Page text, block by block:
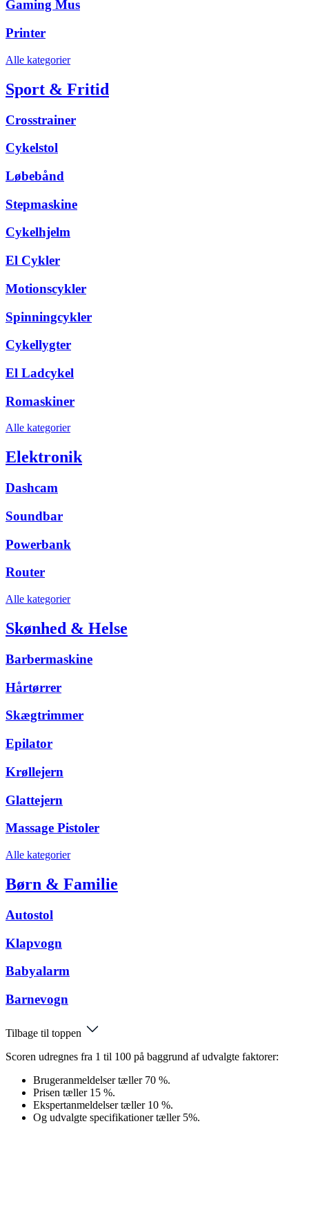
Gaming Mus
Printer
Alle kategorier
Sport & Fritid
Crosstrainer
Cykelstol
Løbebånd
Stepmaskine
Cykelhjelm
El Cykler
Motionscykler
Spinningcykler
Cykellygter
El Ladcykel
Romaskiner
Alle kategorier
Elektronik
Dashcam
Soundbar
Powerbank
Router
Alle kategorier
Skønhed & Helse
Barbermaskine
Hårtørrer
Skægtrimmer
Epilator
Krøllejern
Glattejern
Massage Pistoler
Alle kategorier
Børn & Familie
Autostol
Klapvogn
Babyalarm
Barnevogn
Tilbage til toppen
Scoren udregnes fra 1 til 100 på baggrund af udvalgte faktorer:
Brugeranmeldelser tæller 70 %.
Prisen tæller 15 %.
Ekspertanmeldelser tæller 10 %.
Og udvalgte specifikationer tæller 5%.